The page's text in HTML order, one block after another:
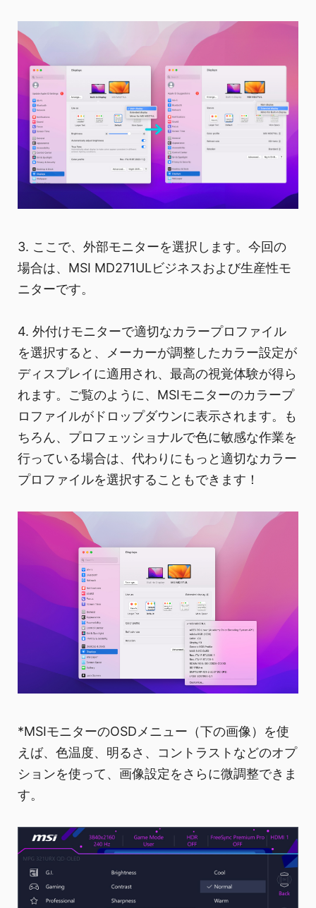
3. ここで、外部モニターを選択します。今回の
場合は、MSI MD271ULビジネスおよび生産性モ
ニターです。
4. 外付けモニターで適切なカラープロファイル
を選択すると、メーカーが調整したカラー設定が
ディスプレイに適用され、最高の視覚体験が得ら
れます。ご覧のように、MSIモニターのカラープ
ロファイルがドロップダウンに表示されます。も
ちろん、プロフェッショナルで色に敏感な作業を
行っている場合は、代わりにもっと適切なカラー
プロファイルを選択することもできます！
*MSIモニターのOSDメニュー（下の画像）を使
えば、色温度、明るさ、コントラストなどのオプ
ションを使って、画像設定をさらに微調整できま
す。